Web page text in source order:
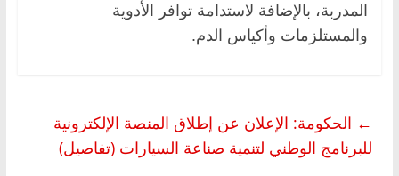
المدربة، بالإضافة لاستدامة توافر الأدوية
والمستلزمات وأكياس الدم.
← الحكومة: الإعلان عن إطلاق المنصة الإلكترونية
للبرنامج الوطني لتنمية صناعة السيارات (تفاصيل)